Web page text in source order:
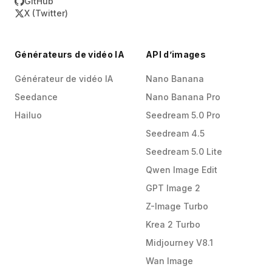
fonctionnalités core.
X (Twitter)
Générateurs de vidéo IA
Générateur de vidéo IA
Seedance
Hailuo
API d’images
Nano Banana
Nano Banana Pro
Seedream 5.0 Pro
Seedream 4.5
Seedream 5.0 Lite
Qwen Image Edit
GPT Image 2
Z-Image Turbo
Krea 2 Turbo
Midjourney V8.1
Wan Image